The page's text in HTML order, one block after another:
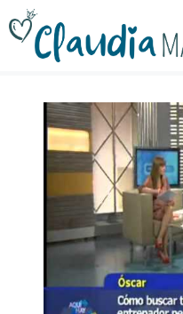
Saltar
al
contenido